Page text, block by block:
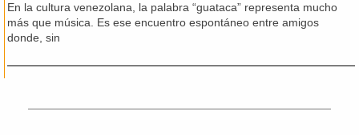
En la cultura venezolana, la palabra “guataca” representa mucho
más que música. Es ese encuentro espontáneo entre amigos
donde, sin